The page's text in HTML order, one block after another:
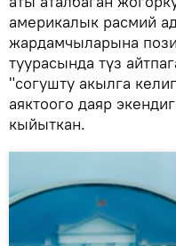
америкалык расмий
жардамчыларына
туурасында түз
"согушту акылга
аяктоого даяр
кыйыткан.